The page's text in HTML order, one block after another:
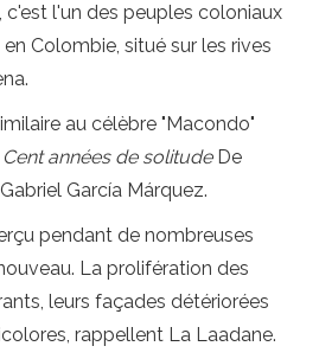
c'est l'un des peuples coloniaux
Colombie, situé sur les rives
au célèbre "Macondo"
Cent années de solitudeDe
García Márquez.
pendant de nombreuses
La prolifération des
leurs façades détériorées
rappellent La Laadane.